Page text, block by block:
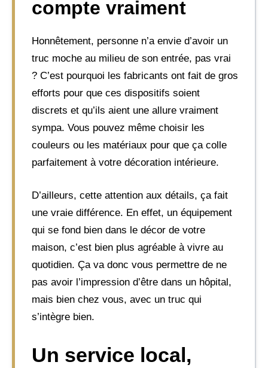
compte vraiment
Honnêtement, personne n’a envie d’avoir un
truc moche au milieu de son entrée, pas vrai
? C’est pourquoi les fabricants ont fait de gros
efforts pour que ces dispositifs soient
discrets et qu’ils aient une allure vraiment
sympa. Vous pouvez même choisir les
couleurs ou les matériaux pour que ça colle
parfaitement à votre décoration intérieure.
D’ailleurs, cette attention aux détails, ça fait
une vraie différence. En effet, un équipement
qui se fond bien dans le décor de votre
maison, c’est bien plus agréable à vivre au
quotidien. Ça va donc vous permettre de ne
pas avoir l’impression d’être dans un hôpital,
mais bien chez vous, avec un truc qui
s’intègre bien.
Un service local,